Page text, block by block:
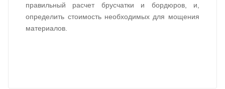
правильный расчет брусчатки и бордюров, и,
определить стоимость необходимых для мощения
материалов.